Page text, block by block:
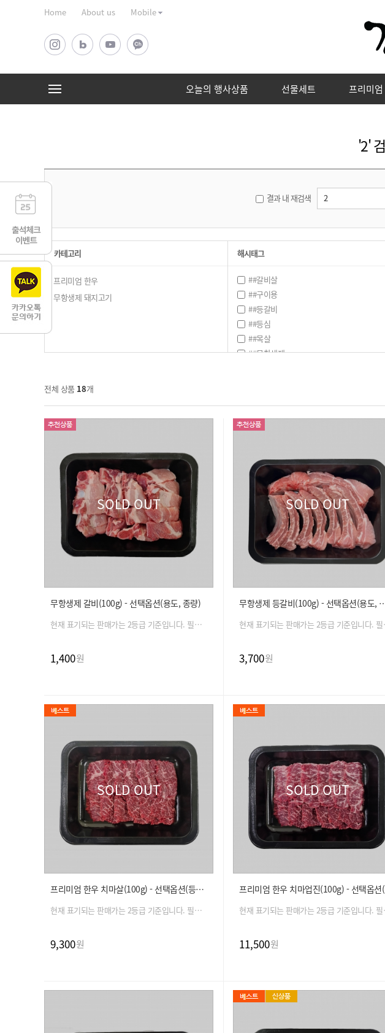
Home About us Mobile
오늘의 행사상품 선물세트 프리미
'2'
결과 내 재검색
카테고리
프리미엄 한우
무항생제 돼지고기
해시태그
##갈비살
##구이용
##등갈비
##등심
##목살
##무항생제
##치마업진
#2등급
#강산이야기
#무항생제
#삼겹살
#수육용
#앞다리살
#한우
#한우양지
#한우채끝
전체 상품 18개
SOLD OUT
무항생제 갈비(100g) - 선택옵션(용도, 종량)
현재 표기되는 판매가는 2등급 기준입니다. 필수 옵션 선택 시 금액은 자동 변경 됩니다.
1,400원
SOLD OUT
무항생제 등갈비
현재 표기
3,700원
SOLD OUT
프리미엄 한우 치마살(100g) - 선택옵션(등급, 중량)
현재 표기되는 판매가는 2등급 기준입니다. 필수 옵션 선택 시 금액은 자동 변경 됩니다.
9,300원
SOLD OUT
현재 표기
11,500원